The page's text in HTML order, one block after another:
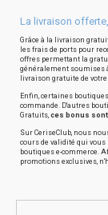
La livraison
Grâce à la livraison
les frais de ports pour
offres permettant la
généralement soumises
livraison gratuite de
Enfin, certaines
commande. D'autres
Gratuits, ces bonus
Sur CeriseClub, nous
cours de validité qui
boutiques e-commerce.
promotions exclusives,